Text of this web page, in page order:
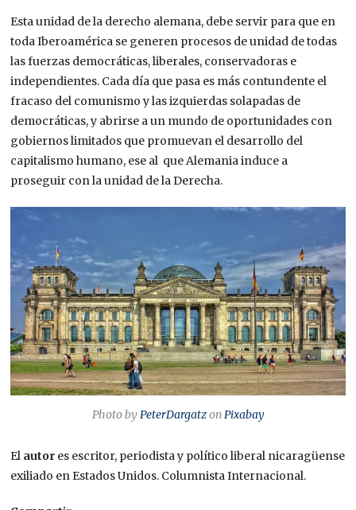
Esta unidad de la derecho alemana, debe servir para que en
toda Iberoamérica se generen procesos de unidad de todas
las fuerzas democráticas, liberales, conservadoras e
independientes. Cada día que pasa es más contundente el
fracaso del comunismo y las izquierdas solapadas de
democráticas, y abrirse a un mundo de oportunidades con
gobiernos limitados que promuevan el desarrollo del
capitalismo humano, ese al que Alemania induce a
proseguir con la unidad de la Derecha.
Photo byPeterDargatzonPixabay
El autor es escritor, periodista y político liberal nicaragüense
exiliado en Estados Unidos. Columnista Internacional.